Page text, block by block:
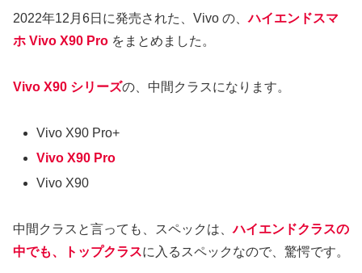
2022年12月6日に発売された、Vivo の、ハイエンドスマ
ホ Vivo X90 Pro をまとめました。
Vivo X90 シリーズの、中間クラスになります。
Vivo X90 Pro+
Vivo X90 Pro
Vivo X90
中間クラスと言っても、スペックは、ハイエンドクラスの
中でも、トップクラスに入るスペックなので、驚愕です。